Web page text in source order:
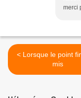
merci
< Lorsque le point final est
mis